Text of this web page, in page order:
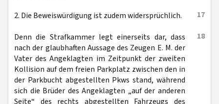
17
2. Die Beweiswürdigung ist zudem widersprüchlich.
18
Denn die Strafkammer legt einerseits dar, dass
nach der glaubhaften Aussage des Zeugen E. M. der
Vater des Angeklagten im Zeitpunkt der zweiten
Kollision auf dem freien Parkplatz zwischen den in
der Parkbucht abgestellten Pkws stand, während
sich die Brüder des Angeklagten „auf der anderen
Seite“ des rechts abgestellten Fahrzeugs des